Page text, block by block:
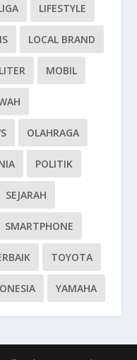
LIFESTYLE
LOCAL BRAND
MOBIL
OLAHRAGA
POLITIK
SEJARAH
SMARTPHONE
TOYOTA
YAMAHA